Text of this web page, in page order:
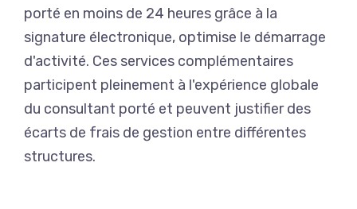
porté en moins de 24 heures grâce à la
signature électronique, optimise le démarrage
d'activité. Ces services complémentaires
participent pleinement à l'expérience globale
du consultant porté et peuvent justifier des
écarts de frais de gestion entre différentes
structures.